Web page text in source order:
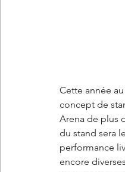
Cette année
concept de
Arena de plus
du stand sera
performance
encore